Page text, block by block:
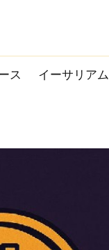
ス イーサリアム